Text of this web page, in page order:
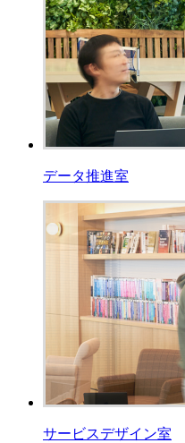
データ推進室
サービスデザイン室